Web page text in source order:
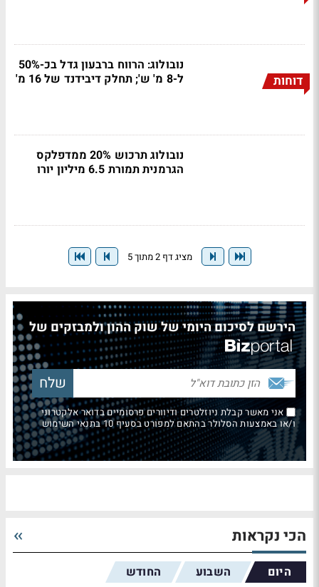
דוחות
נובולוג: הרווח ברבעון גדל בכ-50%
ל-8 מ' ש'; תחלק דיבידנד של 16 מ'
נובולוג תרכוש 20% ממדפלקס
הגרמנית תמורת 6.5 מיליון יורו
מציג דף 2 מתוך 5
הירשם לסיכום היומי של שוק ההון ולמבזקים של
אני מאשר קבלת ניוזלטרים ודיוורים פרסומיים בדואר אלקטרוני
ו/או באמצעות הסלולר בהתאם למפורט בסעיף 10 בתנאי השימוש
הכי נקראות
היום השבוע החודש